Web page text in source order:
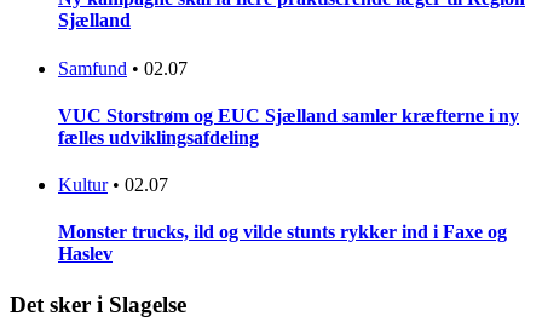
Sjælland
Samfund • 02.07
VUC Storstrøm og EUC Sjælland samler kræfterne i ny
fælles udviklingsafdeling
Kultur • 02.07
Monster trucks, ild og vilde stunts rykker ind i Faxe og
Haslev
Det sker i Slagelse